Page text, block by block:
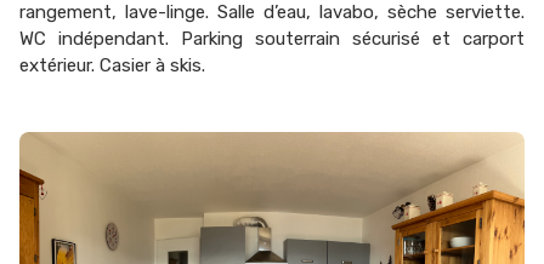
rangement, lave-linge. Salle d’eau, lavabo, sèche serviette.
WC indépendant. Parking souterrain sécurisé et carport
extérieur. Casier à skis.